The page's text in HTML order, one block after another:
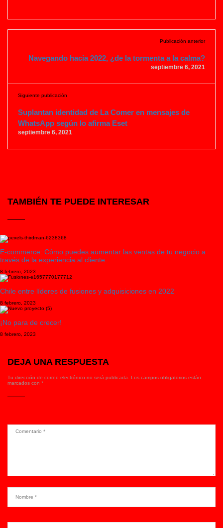
Publicación anterior
Navegando hacia 2022, ¿de la tormenta a la calma?
septiembre 6, 2021
Siguiente publicación
Suplantan identidad de La Comer en mensajes de
WhatsApp según lo afirma Eset
septiembre 6, 2021
TAMBIÉN TE PUEDE INTERESAR
E-commerce: Cómo puedes aumentar las ventas de tu negocio a
través de la experiencia al cliente
8 febrero, 2023
Chile entre líderes de fusiones y adquisiciones en 2022
8 febrero, 2023
¡No para de crecer!
8 febrero, 2023
DEJA UNA RESPUESTA
Tu dirección de correo electrónico no será publicada.
Los campos obligatorios están
marcados con *